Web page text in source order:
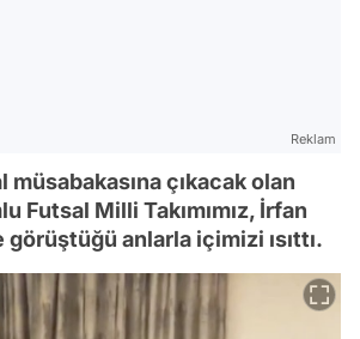
Reklam
çıkacak olan
Futsal Milli Takımımız, İrfan
anlarla içimizi ısıttı.